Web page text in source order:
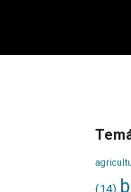
(14)